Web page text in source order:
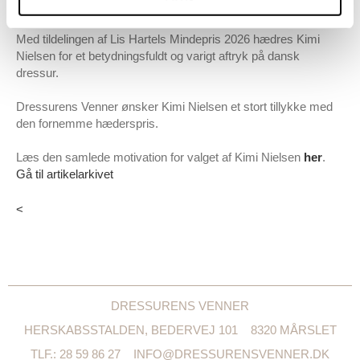
Med tildelingen af Lis Hartels Mindepris 2026 hædres Kimi
Nielsen for et betydningsfuldt og varigt aftryk på dansk
dressur.
Dressurens Venner ønsker Kimi Nielsen et stort tillykke med
den fornemme hæderspris.
Læs den samlede motivation for valget af Kimi Nielsen her.
Gå til artikelarkivet
<
DRESSURENS VENNER
HERSKABSSTALDEN, BEDERVEJ 101
8320 MÅRSLET
TLF.: 28 59 86 27
INFO@DRESSURENSVENNER.DK